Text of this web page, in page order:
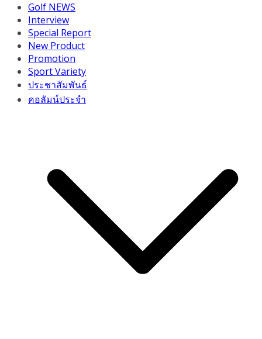
Golf NEWS
Interview
Special Report
New Product
Promotion
Sport Variety
ประชาสัมพันธ์
คอลัมน์ประจำ